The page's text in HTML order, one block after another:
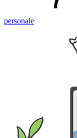
personale